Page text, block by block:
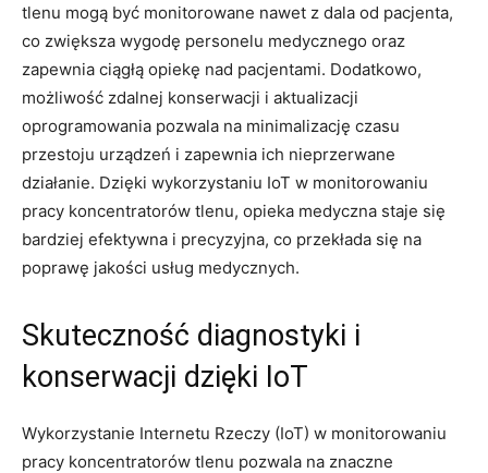
tlenu⁤ mogą być‍ monitorowane nawet z ‌dala od pacjenta,
co zwiększa⁢ wygodę personelu‍ medycznego oraz
‍zapewnia ‍ciągłą opiekę nad pacjentami. Dodatkowo,
możliwość zdalnej konserwacji i ⁢aktualizacji
⁢oprogramowania pozwala⁢ na minimalizację czasu
przestoju urządzeń i zapewnia ich nieprzerwane⁤
działanie. ⁣Dzięki wykorzystaniu ‍IoT w monitorowaniu
‍pracy ‍koncentratorów tlenu,‍ opieka medyczna staje się ​
bardziej efektywna i precyzyjna, co przekłada się na
‍poprawę jakości usług‍ medycznych.
Skuteczność‌ diagnostyki i
konserwacji dzięki IoT
Wykorzystanie Internetu Rzeczy‍ (IoT) w monitorowaniu
pracy koncentratorów tlenu‌ pozwala‍ na znaczne